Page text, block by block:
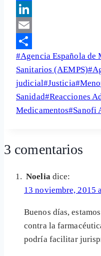
Facebook
LinkedIn
Email
Share
Etiquetas
de
la
entrada:
#Agencia Española de
Sanitarios (AEMPS)#
judicial#Justicia#
Sanidad#Reacciones
Medicamentos#Sanofi
3 comentarios
Noelia dice:
13 noviembre, 2015
Buenos días,
contra la
podría facilitar